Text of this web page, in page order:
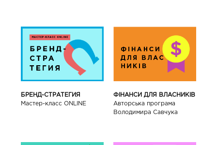
БРЕНД-СТРАТЕГИЯ
Мастер-класс ONLINE
ФІНАНСИ ДЛЯ ВЛАСНИКІВ
Авторська програма
Володимира Савчука